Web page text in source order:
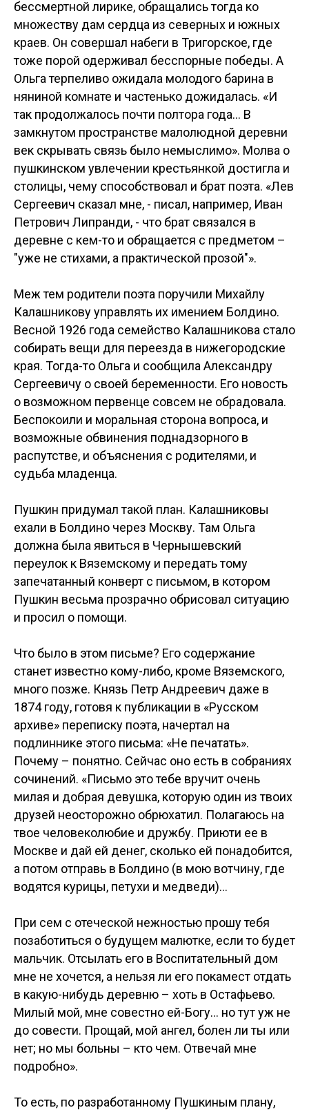
бессмертной лирике, обращались тогда ко
множеству дам сердца из северных и южных
краев. Он совершал набеги в Тригорское, где
тоже порой одерживал бесспорные победы. А
Ольга терпеливо ожидала молодого барина в
няниной комнате и частенько дожидалась. «И
так продолжалось почти полтора года… В
замкнутом пространстве малолюдной деревни
век скрывать связь было немыслимо». Молва о
пушкинском увлечении крестьянкой достигла и
столицы, чему способствовал и брат поэта. «Лев
Сергеевич сказал мне, - писал, например, Иван
Петрович Липранди, - что брат связался в
деревне с кем-то и обращается с предметом –
"уже не стихами, а практической прозой"».
Меж тем родители поэта поручили Михайлу
Калашникову управлять их имением Болдино.
Весной 1926 года семейство Калашникова стало
собирать вещи для переезда в нижегородские
края. Тогда-то Ольга и сообщила Александру
Сергеевичу о своей беременности. Его новость
о возможном первенце совсем не обрадовала.
Беспокоили и моральная сторона вопроса, и
возможные обвинения поднадзорного в
распутстве, и объяснения с родителями, и
судьба младенца.
Пушкин придумал такой план. Калашниковы
ехали в Болдино через Москву. Там Ольга
должна была явиться в Чернышевский
переулок к Вяземскому и передать тому
запечатанный конверт с письмом, в котором
Пушкин весьма прозрачно обрисовал ситуацию
и просил о помощи.
Что было в этом письме? Его содержание
станет известно кому-либо, кроме Вяземского,
много позже. Князь Петр Андреевич даже в
1874 году, готовя к публикации в «Русском
архиве» переписку поэта, начертал на
подлиннике этого письма: «Не печатать».
Почему – понятно. Сейчас оно есть в собраниях
сочинений. «Письмо это тебе вручит очень
милая и добрая девушка, которую один из твоих
друзей неосторожно обрюхатил. Полагаюсь на
твое человеколюбие и дружбу. Приюти ее в
Москве и дай ей денег, сколько ей понадобится,
а потом отправь в Болдино (в мою вотчину, где
водятся курицы, петухи и медведи)…
При сем с отеческой нежностью прошу тебя
позаботиться о будущем малютке, если то будет
мальчик. Отсылать его в Воспитательный дом
мне не хочется, а нельзя ли его покамест отдать
в какую-нибудь деревню – хоть в Остафьево.
Милый мой, мне совестно ей-Богу… но тут уж не
до совести. Прощай, мой ангел, болен ли ты или
нет; но мы больны – кто чем. Отвечай мне
подробно».
То есть, по разработанному Пушкиным плану,